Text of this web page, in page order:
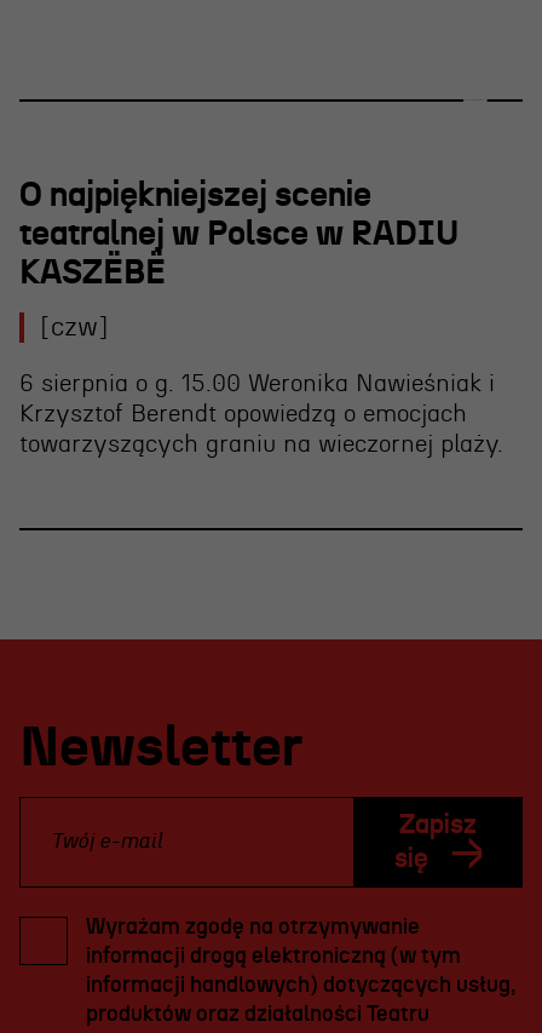
O najpiękniejszej scenie
teatralnej w Polsce w RADIU
KASZËBË
[czw]
6 sierpnia o g. 15.00 Weronika Nawieśniak i
Krzysztof Berendt opowiedzą o emocjach
towarzyszących graniu na wieczornej plaży.
Newsletter
Zapisz
się
Wyrażam zgodę na otrzymywanie
informacji drogą elektroniczną (w tym
informacji handlowych) dotyczących usług,
produktów oraz działalności Teatru